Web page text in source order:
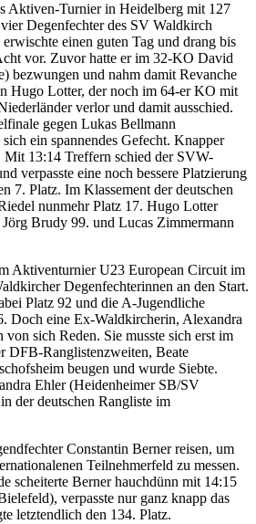
Aktiven-Turnier in Heidelberg mit 127
Degenfechter des SV Waldkirch
einen guten Tag und drang bis
vor. Zuvor hatte er im 32-KO David
bezwungen und nahm damit Revanche
Hugo Lotter, der noch im 64-er KO mit
verlor und damit ausschied.
gegen Lukas Bellmann
ein spannendes Gefecht. Knapper
Mit 13:14 Treffern schied der SVW-
verpasste eine noch bessere Platzierung
7. Platz. Im Klassement der deutschen
nunmehr Platz 17. Hugo Lotter
Brudy 99. und Lucas Zimmermann
Aktiventurnier U23 European Circuit im
Degenfechterinnen an den Start.
Platz 92 und die A-Jugendliche
Doch eine Ex-Waldkircherin, Alexandra
von sich Reden. Sie musste sich erst im
DFB-Ranglistenzweiten, Beate
beugen und wurde Siebte.
Ehler (Heidenheimer SB/SV
der deutschen Rangliste im
Constantin Berner reisen, um
Teilnehmerfeld zu messen.
scheiterte Berner hauchdünn mit 14:15
verpasste nur ganz knapp das
letztendlich den 134. Platz.